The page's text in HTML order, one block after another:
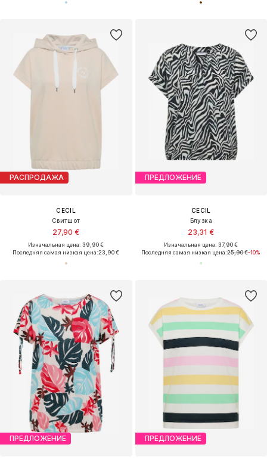
РАСПРОДАЖА
CECIL
Свитшот
27,90 €
Изначальная цена: 39,90 €
Последняя самая низкая цена:23,90 €
ПРЕДЛОЖЕНИЕ
CECIL
Блузка
23,31 €
Изначальная цена: 37,90 €
Последняя самая низкая цена:25,90 €-10%
ПРЕДЛОЖЕНИЕ ПРЕДЛОЖЕНИЕ